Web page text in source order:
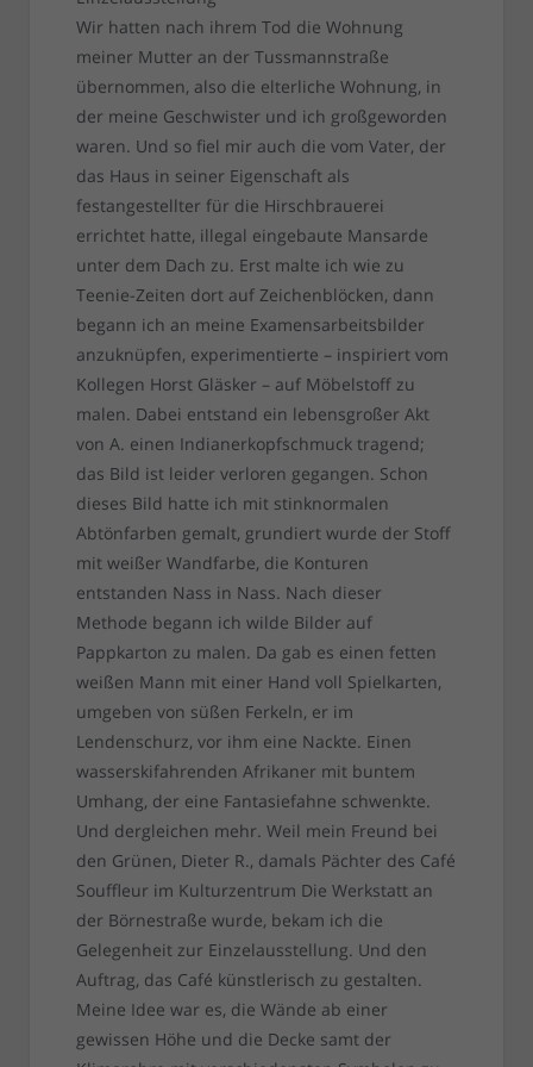
Wir hatten nach ihrem Tod die Wohnung
meiner Mutter an der Tussmannstraße
übernommen, also die elterliche Wohnung, in
der meine Geschwister und ich großgeworden
waren. Und so fiel mir auch die vom Vater, der
das Haus in seiner Eigenschaft als
festangestellter für die Hirschbrauerei
errichtet hatte, illegal eingebaute Mansarde
unter dem Dach zu. Erst malte ich wie zu
Teenie-Zeiten dort auf Zeichenblöcken, dann
begann ich an meine Examensarbeitsbilder
anzuknüpfen, experimentierte – inspiriert vom
Kollegen Horst Gläsker – auf Möbelstoff zu
malen. Dabei entstand ein lebensgroßer Akt
von A. einen Indianerkopfschmuck tragend;
das Bild ist leider verloren gegangen. Schon
dieses Bild hatte ich mit stinknormalen
Abtönfarben gemalt, grundiert wurde der Stoff
mit weißer Wandfarbe, die Konturen
entstanden Nass in Nass. Nach dieser
Methode begann ich wilde Bilder auf
Pappkarton zu malen. Da gab es einen fetten
weißen Mann mit einer Hand voll Spielkarten,
umgeben von süßen Ferkeln, er im
Lendenschurz, vor ihm eine Nackte. Einen
wasserskifahrenden Afrikaner mit buntem
Umhang, der eine Fantasiefahne schwenkte.
Und dergleichen mehr. Weil mein Freund bei
den Grünen, Dieter R., damals Pächter des Café
Souffleur im Kulturzentrum Die Werkstatt an
der Börnestraße wurde, bekam ich die
Gelegenheit zur Einzelausstellung. Und den
Auftrag, das Café künstlerisch zu gestalten.
Meine Idee war es, die Wände ab einer
gewissen Höhe und die Decke samt der